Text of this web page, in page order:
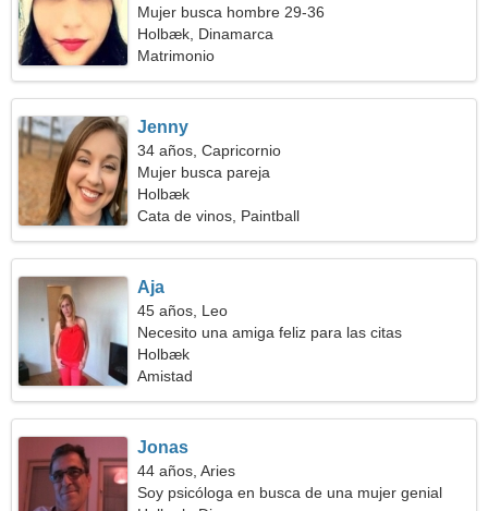
Mujer busca hombre 29-36
Holbæk, Dinamarca
Matrimonio
Jenny
34 años, Capricornio
Mujer busca pareja
Holbæk
Cata de vinos, Paintball
Aja
45 años, Leo
Necesito una amiga feliz para las citas
Holbæk
Amistad
Jonas
44 años, Aries
Soy psicóloga en busca de una mujer genial